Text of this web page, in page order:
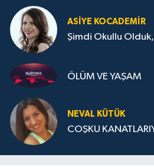
ASIYE KOCADEMİR
Şimdi Okullu Olduk,
ÖLÜM VE YAŞAM
NEVAL KÜTÜK
COŞKU